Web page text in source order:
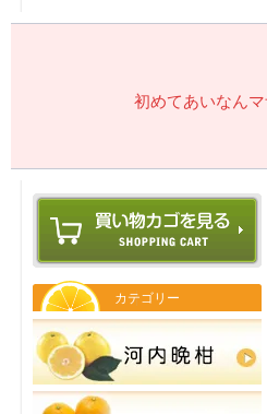
初めてあいなん
カテゴリー